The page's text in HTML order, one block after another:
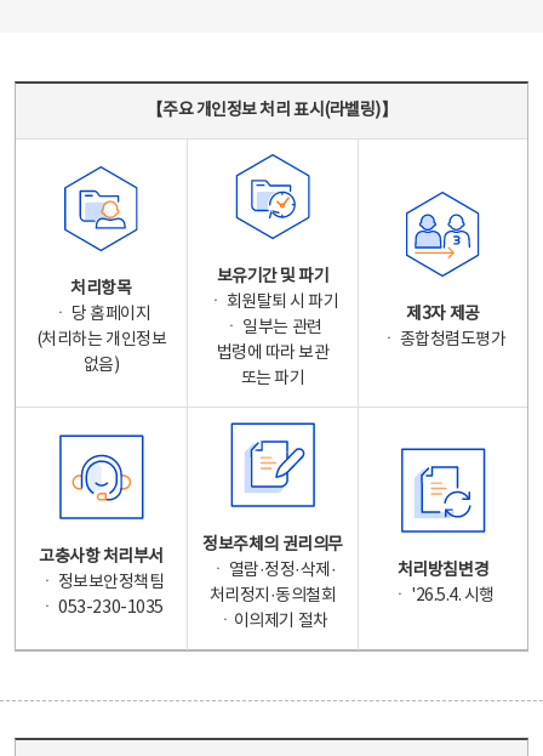
【주요 개인정보 처리 표시(라벨링)】
처리항목
ㆍ 당 홈페이지
(처리하는 개인정보
없음)
보유기간 및 파기
ㆍ 회원탈퇴 시 파기
ㆍ 일부는 관련
법령에 따라 보관
또는 파기
제3자 제공
ㆍ 종합청렴도평가
고충사항 처리부서
ㆍ 정보보안정책팀
ㆍ 053-230-1035
정보주체의 권리의무
ㆍ 열람·정정·삭제·
처리정지·동의철회
ㆍ이의제기 절차
처리방침변경
ㆍ '26.5.4. 시행